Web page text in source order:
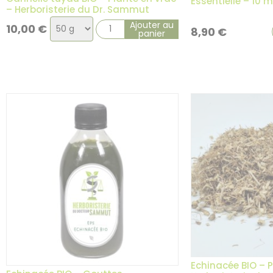
– Herboristerie du Dr. Sammut
10,00 € Choix
de
Ajouter au
panier 8,90 €
Echinacée BIO –